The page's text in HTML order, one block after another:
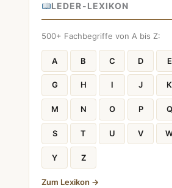
LEDER-LEXIKON
500+ Fachbegriffe von A bis Z:
A B C D E
G H I J K
M N O P Q
S T U V
Y Z
Zum Lexikon →